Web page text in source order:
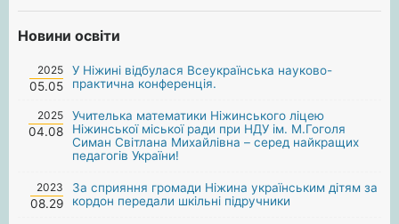
Новини освіти
2025
05.05
У Ніжині відбулася Всеукраїнська науково-
практична конференція.
2025
04.08
Учителька математики Ніжинського ліцею
Ніжинської міської ради при НДУ ім. М.Гоголя
Симан Світлана Михайлівна – серед найкращих
педагогів України!
2023
08.29
За сприяння громади Ніжина українським дітям за
кордон передали шкільні підручники